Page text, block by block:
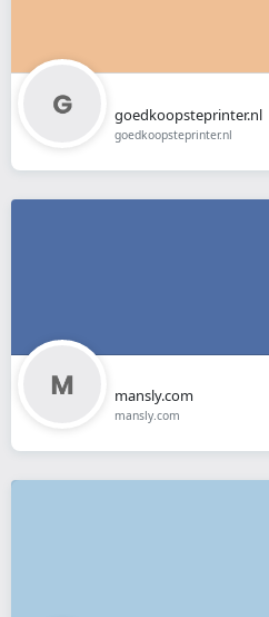
goedkoopsteprinter.nl
goedkoopsteprinter.nl
mansly.com
mansly.com